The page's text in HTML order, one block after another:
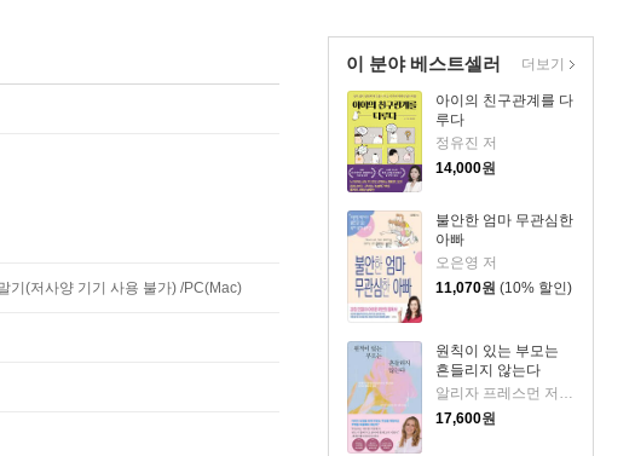
이 분야 베스트셀러
아이의 친구관계를 다
루다
정유진 저
14,000원
불안한 엄마 무관심한
아빠
오은영 저
11,070원 (10% 할인)
원칙이 있는 부모는
흔들리지 않는다
17,600원
더보기
기(저사양 기기 사용 불가) /PC(Mac)